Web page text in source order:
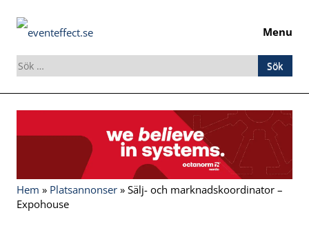
Menu
Sök
efter:
Hem » Platsannonser » Sälj- och marknadskoordinator –
Expohouse